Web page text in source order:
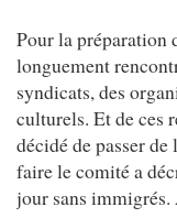
Pour la
longuement
syndicats, des
culturels. Et de ces
décidé de passer
faire le comité a
jour sans